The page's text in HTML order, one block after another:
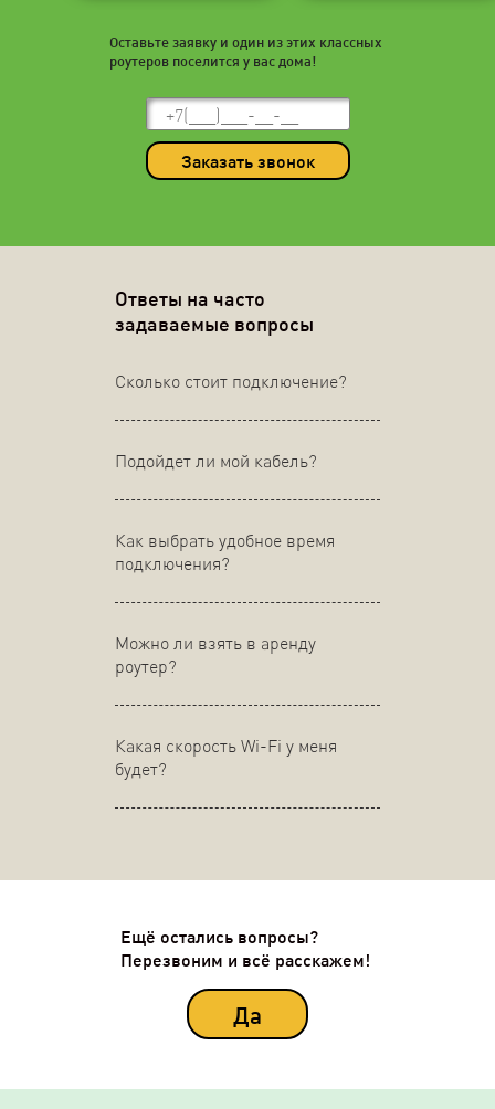
Оставьте заявку и один из этих классных
роутеров поселится у вас дома!
Заказать звонок
Ответы на часто
задаваемые вопросы
Сколько стоит подключение?
Подойдет ли мой кабель?
Как выбрать удобное время
подключения?
Можно ли взять в аренду
роутер?
Какая скорость Wi-Fi у меня
будет?
Ещё остались вопросы?
Перезвоним и всё расскажем!
Да